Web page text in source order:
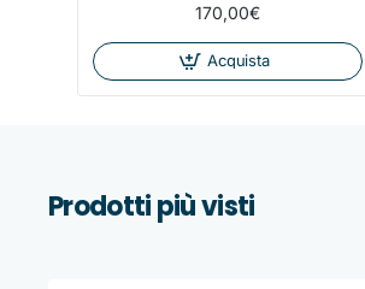
170,00€
Acquista
Prodotti più visti